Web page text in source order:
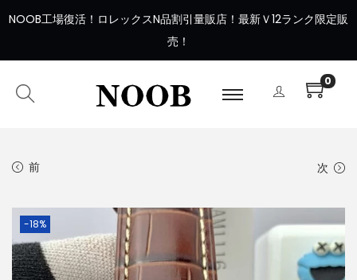
NOOB工場復活 ！ ロレックスN品割引量販店！最新Ｖ12ランク限定販
売！
0
前 次
-18%